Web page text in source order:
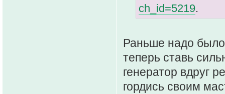
ch_id=5219.
Раньше надо было
теперь ставь
генератор вдруг
гордись своим